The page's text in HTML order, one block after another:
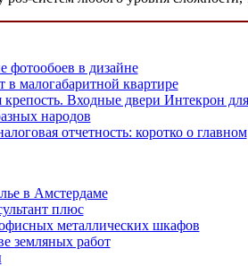
фотообоев в дизайне
в малогабаритной квартире
Входные двери Интекрон
народов
отчетность: коротко о главном
в Амстердаме
плюс
металлических шкафов
земляных работ